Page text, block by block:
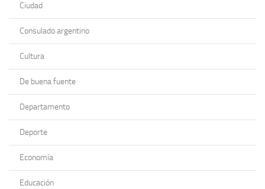
Ciudad
Consulado argentino
Cultura
De buena fuente
Departamento
Deporte
Economía
Educación